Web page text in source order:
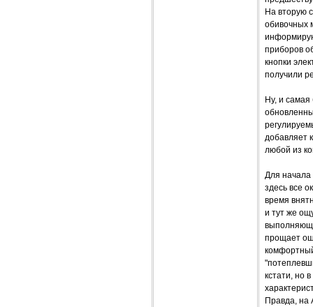
На вторую
обивочных
приборов
кнопки
получили
Ну, и
добавляет
любой из
Для
здесь все
время
и тут же
прощает
кстати, но
Правда, на